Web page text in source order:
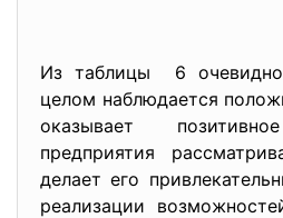
Из таблицы 6
целом наблюдается
оказывает
предприятия
делает его
реализации